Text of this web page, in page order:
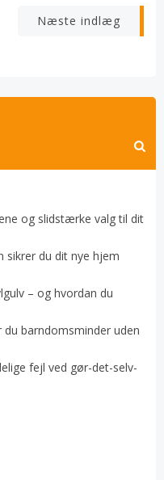
Næste indlæg
og slidstærke valg til dit
sikrer du dit nye hjem
– og hvordan du
du barndomsminder uden
fejl ved gør-det-selv-